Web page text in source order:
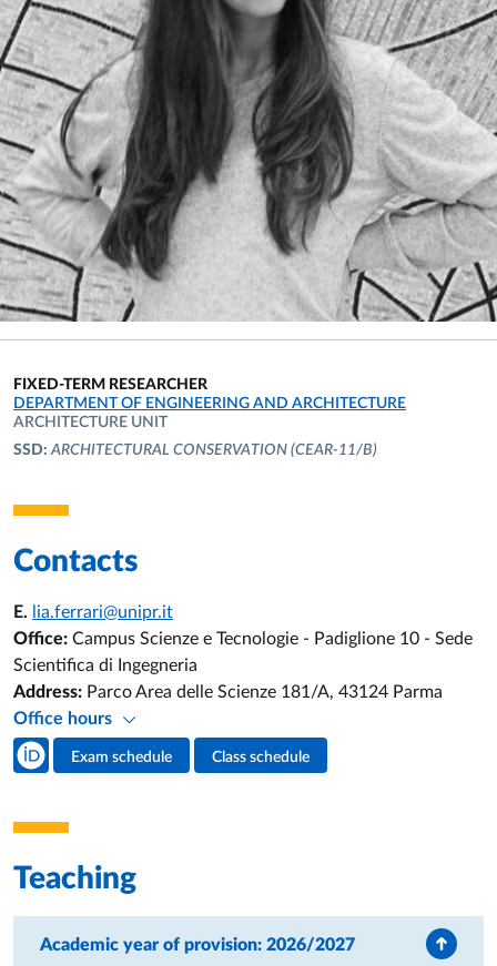
FIXED-TERM RESEARCHER
ORGANIZATIONAL AFFILIATION:
DEPARTMENT OF ENGINEERING AND ARCHITECTURE
ARCHITECTURE UNIT
SSD: ARCHITECTURAL CONSERVATION (CEAR-11/B)
Contacts
E.
lia.ferrari@unipr.it
Office: Campus Scienze e Tecnologie - Padiglione 10 - Sede
Scientifica di Ingegneria
Address: Parco Area delle Scienze 181/A, 43124 Parma
Office hours
Teacher's social media
Exam schedule Class schedule
Teaching
Academic year of provision: 2026/2027